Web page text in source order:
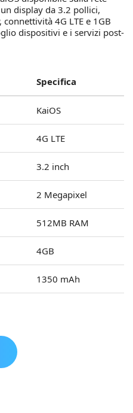
display da 3.2 pollici,
4G LTE e 1GB
dispositivi e i servizi post-
Specifica
KaiOS
4G LTE
3.2 inch
2 Megapixel
512MB RAM
4GB
1350 mAh